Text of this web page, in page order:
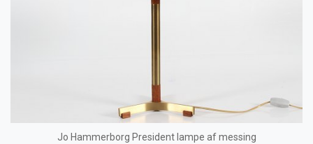
Jo Hammerborg President lampe af messing